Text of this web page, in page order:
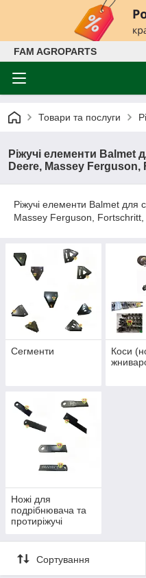
FAM AGROPARTS
Товари та послуги
Ріжучі елементи Balmet
Deere, Massey Ferguson,
Ріжучі елементи Balmet для
Massey Ferguson, Fortschritt,
Сегменти
Коси
Ножі для
подрібнювача та
протиріжучі
Сортування